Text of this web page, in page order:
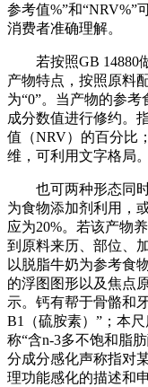
参考值%”和“NRV%”
消费者准确理解。
若按照GB 14880做
产物特点，按照原料
为“0”。当产物的参
成分数值进行修约。
值（NRV）的百分比
维，可利用文字格局。
也可两种形态同时
为食物添加剂利用，
应为20%。若该产物
到原料来历、部位、
以脱脂牛奶为参考食
的浮图图形以及焦点
示。钙有帮于骨骼和
B1（硫胺素）”；本
称“含n-3多不饱和脂
分成分感化声称指对
理功能感化的描述和